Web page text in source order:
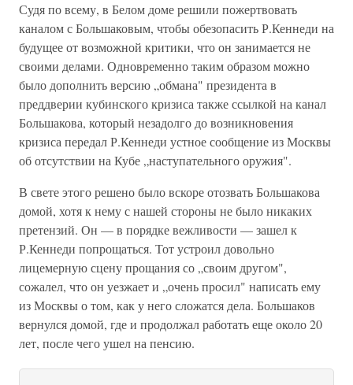
Судя по всему, в Белом доме решили пожертвовать
каналом с Большаковым, чтобы обезопасить Р.Кеннеди на
будущее от возможной критики, что он занимается не
своими делами. Одновременно таким образом можно
было дополнить версию „обмана" президента в
преддверии кубинского кризиса также ссылкой на канал
Большакова, который незадолго до возникновения
кризиса передал Р.Кеннеди устное сообщение из Москвы
об отсутствии на Кубе „наступательного оружия".
В свете этого решено было вскоре отозвать Большакова
домой, хотя к нему с нашей стороны не было никаких
претензий. Он — в порядке вежливости — зашел к
Р.Кеннеди попрощаться. Тот устроил довольно
лицемерную сцену прощания со „своим другом",
сожалел, что он уезжает и „очень просил" написать ему
из Москвы о том, как у него сложатся дела. Большаков
вернулся домой, где и продолжал работать еще около 20
лет, после чего ушел на пенсию.